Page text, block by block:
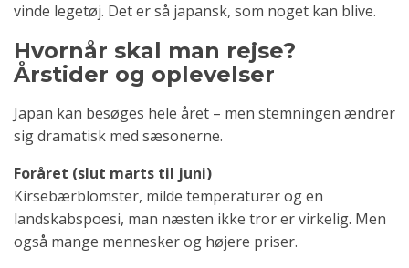
vinde legetøj. Det er så japansk, som noget kan blive.
Hvornår skal man rejse?
Årstider og oplevelser
Japan kan besøges hele året – men stemningen ændrer
sig dramatisk med sæsonerne.
Foråret (slut marts til juni)
Kirsebærblomster, milde temperaturer og en
landskabspoesi, man næsten ikke tror er virkelig. Men
også mange mennesker og højere priser.